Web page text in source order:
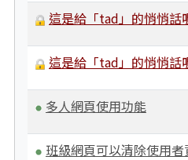
這是給「tad」的悄悄話
這是給「tad」的悄悄話
多人網頁使用功能
班級網頁可以清除使用者